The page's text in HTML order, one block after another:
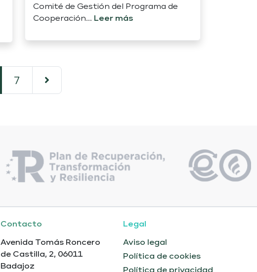
Comité de Gestión del Programa de
Cooperación... Leer más
7
Contacto
Avenida Tomás Roncero
de Castilla, 2, 06011
Badajoz
Legal
Aviso legal
Política de cookies
Política de privacidad